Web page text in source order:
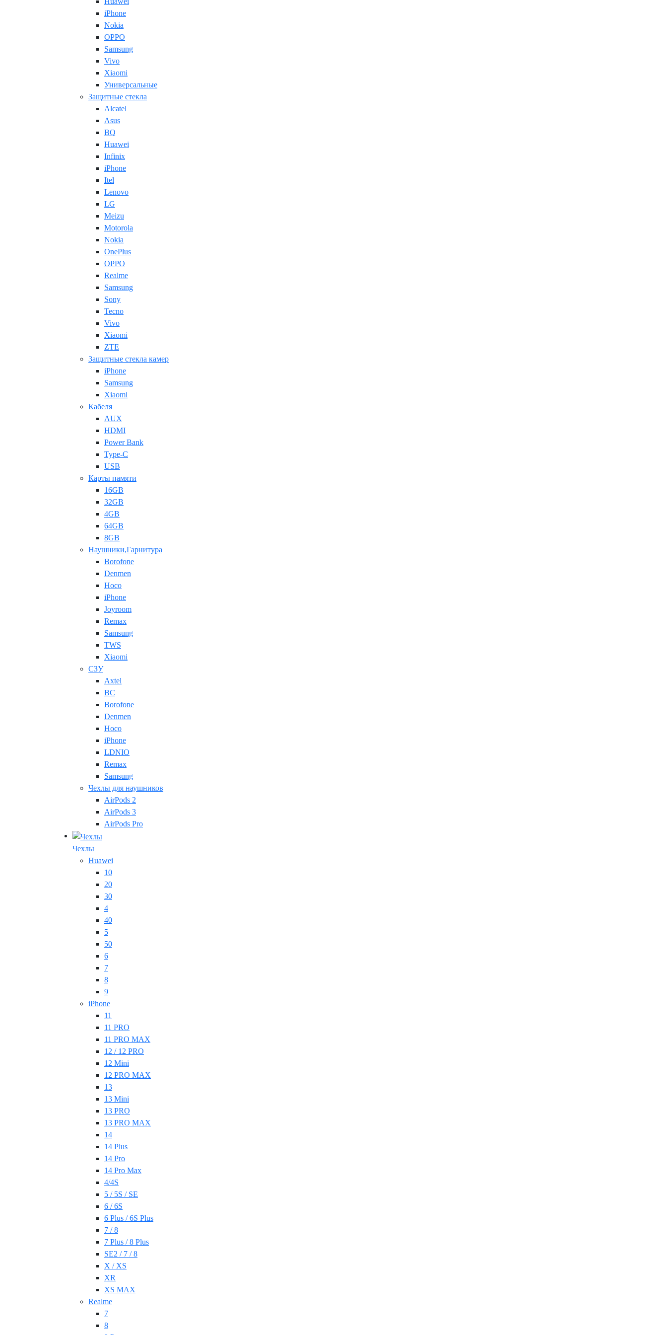
iPhone
Nokia
OPPO
Samsung
Vivo
Xiaomi
Универсальные
Защитные стекла
Alcatel
Asus
BQ
Huawei
Infinix
iPhone
Itel
Lenovo
LG
Meizu
Motorola
Nokia
OnePlus
OPPO
Realme
Samsung
Sony
Tecno
Vivo
Xiaomi
ZTE
Защитные стекла камер
iPhone
Samsung
Xiaomi
Кабеля
AUX
HDMI
Power Bank
Type-C
USB
Карты памяти
16GB
32GB
4GB
64GB
8GB
Наушники,Гарнитура
Borofone
Denmen
Hoco
iPhone
Joyroom
Remax
Samsung
TWS
Xiaomi
СЗУ
Axtel
BC
Borofone
Denmen
Hoco
iPhone
LDNIO
Remax
Samsung
Чехлы для наушников
AirPods 2
AirPods 3
AirPods Pro
Чехлы
Huawei
10
20
30
4
40
5
50
6
7
8
9
iPhone
11
11 PRO
11 PRO MAX
12 / 12 PRO
12 Mini
12 PRO MAX
13
13 Mini
13 PRO
13 PRO MAX
14
14 Plus
14 Pro
14 Pro Max
4/4S
5 / 5S / SE
6 / 6S
6 Plus / 6S Plus
7 / 8
7 Plus / 8 Plus
SE2 / 7 / 8
X / XS
XR
XS MAX
Realme
7
8